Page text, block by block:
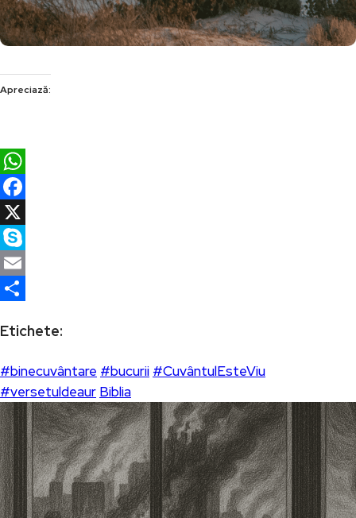
Apreciază:
WhatsApp
Facebook
X
Skype
Email
Etichete:
#binecuvântare #bucurii #CuvântulEsteViu
#versetuldeaur Biblia